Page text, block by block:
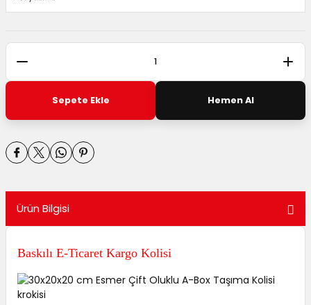
Sepete Ekle Hemen Al
Ürün Bilgisi
Baskılı E-Ticaret Kargo Kolisi